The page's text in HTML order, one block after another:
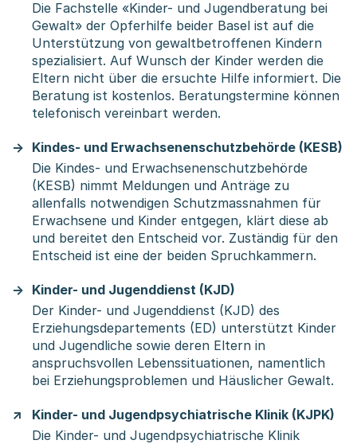
Die Fachstelle «Kinder- und Jugendberatung bei
Gewalt» der Opferhilfe beider Basel ist auf die
Unterstützung von gewaltbetroffenen Kindern
spezialisiert. Auf Wunsch der Kinder werden die
Eltern nicht über die ersuchte Hilfe informiert. Die
Beratung ist kostenlos. Beratungstermine können
telefonisch vereinbart werden.
Kindes- und Erwachsenenschutzbehörde (KESB)
Die Kindes- und Erwachsenenschutzbehörde
(KESB) nimmt Meldungen und Anträge zu
allenfalls notwendigen Schutzmassnahmen für
Erwachsene und Kinder entgegen, klärt diese ab
und bereitet den Entscheid vor. Zuständig für den
Entscheid ist eine der beiden Spruchkammern.
Kinder- und Jugenddienst (KJD)
Der Kinder- und Jugenddienst (KJD) des
Erziehungsdepartements (ED) unterstützt Kinder
und Jugendliche sowie deren Eltern in
anspruchsvollen Lebenssituationen, namentlich
bei Erziehungsproblemen und Häuslicher Gewalt.
Kinder- und Jugendpsychiatrische Klinik (KJPK)
Die Kinder- und Jugendpsychiatrische Klinik